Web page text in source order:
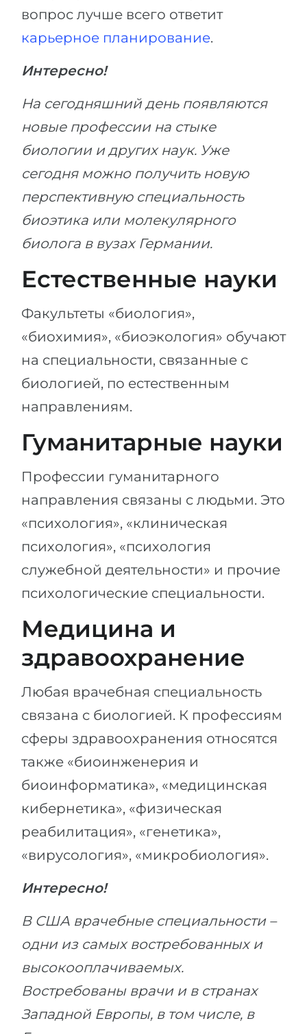
вопрос лучше всего ответит
карьерное планирование.
Интересно!
На сегодняшний день появляются
новые профессии на стыке
биологии и других наук. Уже
сегодня можно получить новую
перспективную специальность
биоэтика или молекулярного
биолога в вузах Германии.
Естественные науки
Факультеты «биология»,
«биохимия», «биоэкология» обучают
на специальности, связанные с
биологией, по естественным
направлениям.
Гуманитарные науки
Профессии гуманитарного
направления связаны с людьми. Это
«психология», «клиническая
психология», «психология
служебной деятельности» и прочие
психологические специальности.
Медицина и
здравоохранение
Любая врачебная специальность
связана с биологией. К профессиям
сферы здравоохранения относятся
также «биоинженерия и
биоинформатика», «медицинская
кибернетика», «физическая
реабилитация», «генетика»,
«вирусология», «микробиология».
Интересно!
В США врачебные специальности –
одни из самых востребованных и
высокооплачиваемых.
Востребованы врачи и в странах
Западной Европы, в том числе, в